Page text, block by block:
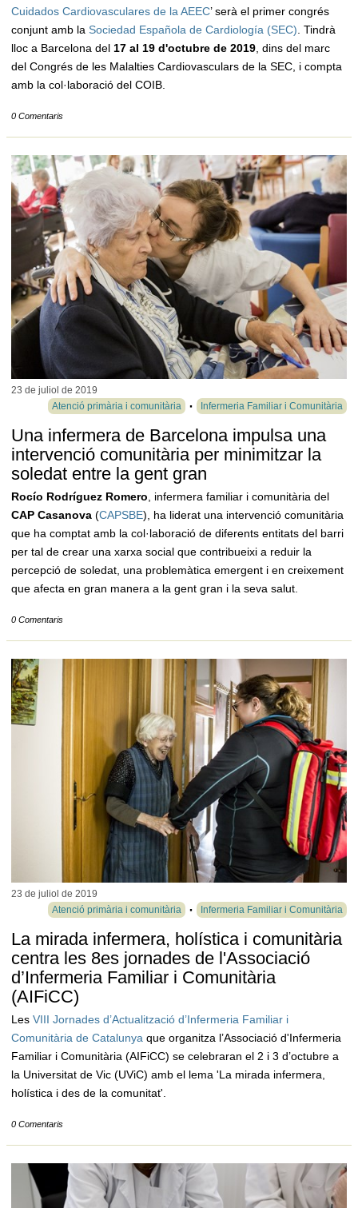
Cuidados Cardiovasculares de la AEEC’ serà el primer congrés
conjunt amb la Sociedad Española de Cardiología (SEC) . Tindrà
lloc a Barcelona del 17 al 19 d'octubre de 2019 , dins del marc
del Congrés de les Malalties Cardiovasculars de la SEC, i compta
amb la col·laboració del COIB.
0 Comentaris
23 de juliol de 2019
Atenció primària i comunitària
Infermeria Familiar i Comunitària
Una infermera de Barcelona impulsa una
intervenció comunitària per minimitzar la
soledat entre la gent gran
Rocío Rodríguez Romero , infermera familiar i comunitària del
CAP Casanova (CAPSBE), ha liderat una intervenció comunitària
que ha comptat amb la col·laboració de diferents entitats del barri
per tal de crear una xarxa social que contribueixi a reduir la
percepció de soledat, una problemàtica emergent i en creixement
que afecta en gran manera a la gent gran i la seva salut.
0 Comentaris
23 de juliol de 2019
Atenció primària i comunitària
Infermeria Familiar i Comunitària
La mirada infermera, holística i comunitària
centra les 8es jornades de l'Associació
d’Infermeria Familiar i Comunitària
(AIFiCC)
Les VIII Jornades d’Actualització d’Infermeria Familiar i
Comunitària de Catalunya que organitza l’Associació d'Infermeria
Familiar i Comunitària (AIFiCC) se celebraran el 2 i 3 d’octubre a
la Universitat de Vic (UViC) amb el lema 'La mirada infermera,
holística i des de la comunitat'.
0 Comentaris